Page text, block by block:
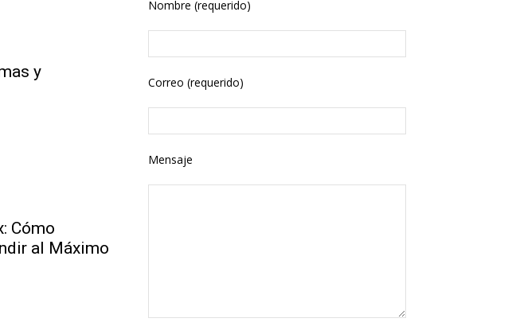
y
Cómo
al Máximo
Nombre (requerido)
Correo (requerido)
Mensaje